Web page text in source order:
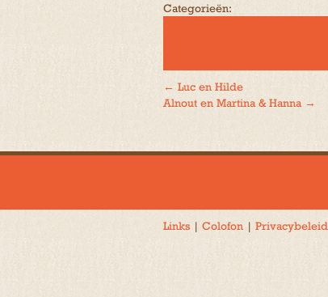
Categorieën:
Bericht
navigatie
← Luc en Hilde
Alnout en Martina & Hanna →
Links | Colofon | Privacybeleid